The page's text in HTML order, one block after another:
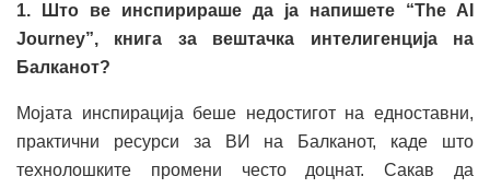
1. Што ве инспирираше да ја напишете “The AI
Journey”, книга за вештачка интелигенција на
Балканот?
Мојата инспирација беше недостигот на едноставни,
практични ресурси за ВИ на Балканот, каде што
технолошките промени често доцнат. Сакав да